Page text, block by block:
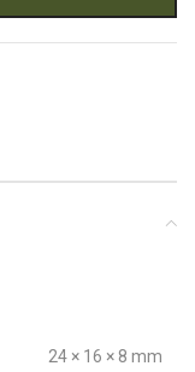
24 × 16 × 8 mm